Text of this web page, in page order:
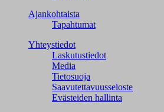
Ajankohtaista
Tapahtumat
Yhteystiedot
Laskutustiedot
Media
Tietosuoja
Saavutettavuusseloste
Evästeiden hallinta